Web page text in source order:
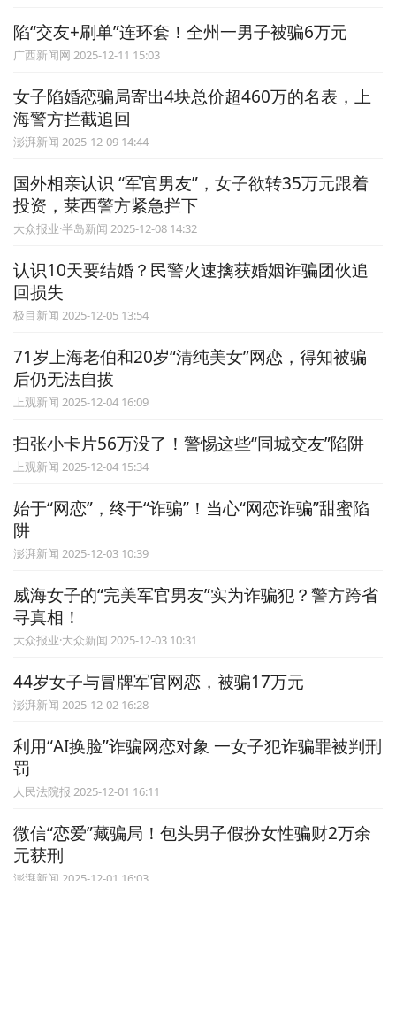
陷“交友+刷单”连环套！全州一男子被骗6万元
广西新闻网 2025-12-11 15:03
女子陷婚恋骗局寄出4块总价超460万的名表，上
海警方拦截追回
澎湃新闻 2025-12-09 14:44
国外相亲认识 “军官男友”，女子欲转35万元跟着
投资，莱西警方紧急拦下
大众报业·半岛新闻 2025-12-08 14:32
认识10天要结婚？民警火速擒获婚姻诈骗团伙追
回损失
极目新闻 2025-12-05 13:54
71岁上海老伯和20岁“清纯美女”网恋，得知被骗
后仍无法自拔
上观新闻 2025-12-04 16:09
扫张小卡片56万没了！警惕这些“同城交友”陷阱
上观新闻 2025-12-04 15:34
始于“网恋”，终于“诈骗”！当心“网恋诈骗”甜蜜陷
阱
澎湃新闻 2025-12-03 10:39
威海女子的“完美军官男友”实为诈骗犯？警方跨省
寻真相！
大众报业·大众新闻 2025-12-03 10:31
44岁女子与冒牌军官网恋，被骗17万元
澎湃新闻 2025-12-02 16:28
利用“AI换脸”诈骗网恋对象 一女子犯诈骗罪被判刑
罚
人民法院报 2025-12-01 16:11
微信“恋爱”藏骗局！包头男子假扮女性骗财2万余
元获刑
澎湃新闻 2025-12-01 16:03